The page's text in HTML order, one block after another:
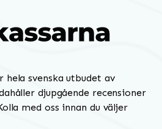
hela svenska utbudet av
djupgående recensioner
med oss innan du väljer